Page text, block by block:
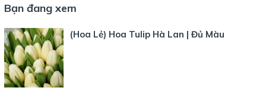
Cửa hàng:Tiệm Hoa Ngõ Nhỏ
Địa chỉ:24 Đường Số 30B, An Khánh, Thủ Đức, HCM
Email: tiemhoangonho@gmail.com
Bạn đang xem
(Hoa Lẻ) Hoa Tulip Hà Lan | Đủ Màu